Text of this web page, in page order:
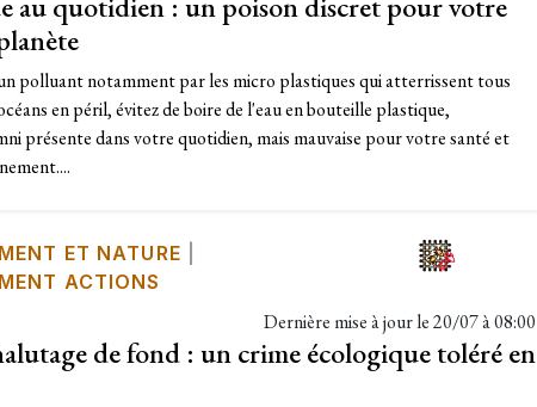
polluant notamment par les micro plastiques qui atterrissent tous
en péril, évitez de boire de l'eau en bouteille plastique,
présente dans votre quotidien, mais mauvaise pour votre santé et
ET NATURE
ACTIONS
Dernière mise à jour le20/07 à 08:00
de fond : un crime écologique toléré en